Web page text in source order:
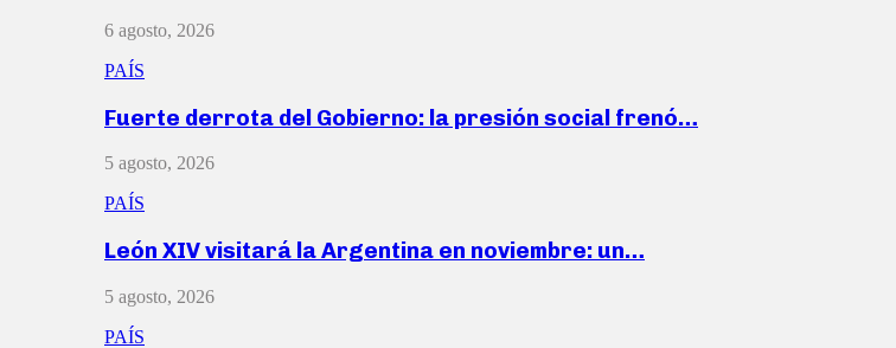
6 agosto, 2026
PAÍS
Fuerte derrota del Gobierno: la presión social frenó…
5 agosto, 2026
PAÍS
León XIV visitará la Argentina en noviembre: un…
5 agosto, 2026
PAÍS